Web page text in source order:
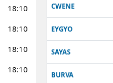
18:10
18:10
18:10
18:10
CWENE
EYGYO
SAYAS
BURVA